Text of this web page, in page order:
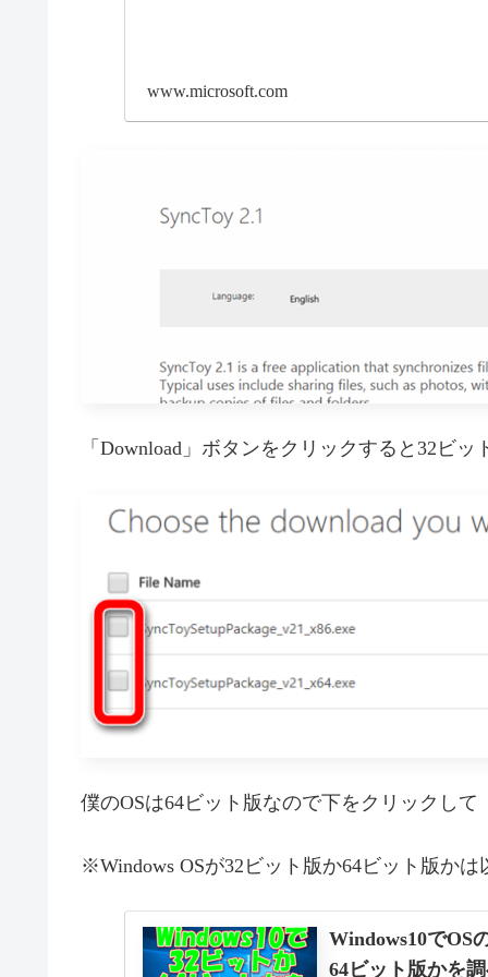
www.microsoft.com
「Download」ボタンをクリックすると32ビ
僕のOSは64ビット版なので下をクリックし
※Windows OSが32ビット版か64ビット版か
Windows10でOS
64ビット版かを